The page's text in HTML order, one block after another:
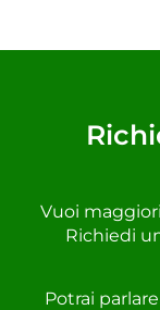
Vuoi
Richiedi
Potrai